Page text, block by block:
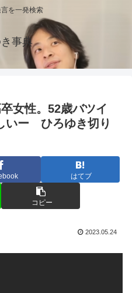
を一発検索
事典
女性。52歳バツイ
いー ひろゆき切り
はてブ
コピー
2023.05.24